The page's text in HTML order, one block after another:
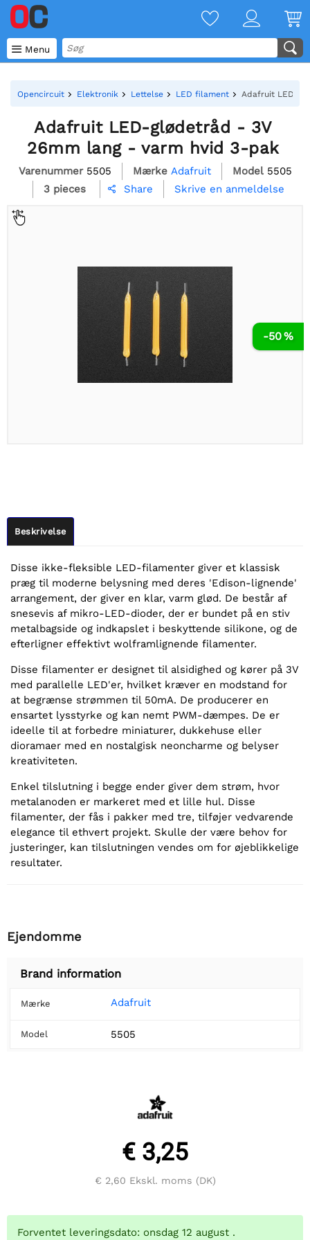
 Menu
Opencircuit Elektronik Lettelse LED filament Adafruit LED-
Adafruit LED-glødetråd - 3V
26mm lang - varm hvid 3-pak
Varenummer 5505 Mærke Adafruit Model 5505
3 pieces
 Share Skrive en anmeldelse
-50 %
Beskrivelse
Disse ikke-fleksible LED-filamenter giver et klassisk
præg til moderne belysning med deres 'Edison-lignende'
arrangement, der giver en klar, varm glød. De består af
snesevis af mikro-LED-dioder, der er bundet på en stiv
metalbagside og indkapslet i beskyttende silikone, og de
efterligner effektivt wolframlignende filamenter.
Disse filamenter er designet til alsidighed og kører på 3V
med parallelle LED'er, hvilket kræver en modstand for
at begrænse strømmen til 50mA. De producerer en
ensartet lysstyrke og kan nemt PWM-dæmpes. De er
ideelle til at forbedre miniaturer, dukkehuse eller
dioramaer med en nostalgisk neoncharme og belyser
kreativiteten.
Enkel tilslutning i begge ender giver dem strøm, hvor
metalanoden er markeret med et lille hul. Disse
filamenter, der fås i pakker med tre, tilføjer vedvarende
elegance til ethvert projekt. Skulle der være behov for
justeringer, kan tilslutningen vendes om for øjeblikkelige
resultater.
Ejendomme
Brand information
Mærke Adafruit
Model 5505
€ 3,25
€ 2,60 Ekskl. moms (DK)
Forventet leveringsdato: onsdag 12 august .